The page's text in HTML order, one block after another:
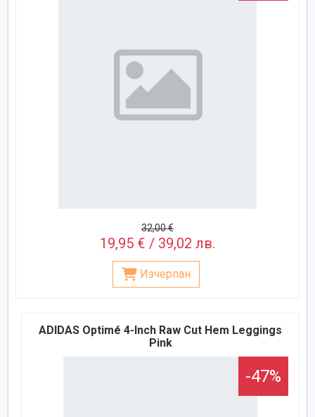
32,00 €
19,95 € / 39,02 лв.
Изчерпан
ADIDAS Optimé 4-Inch Raw Cut Hem Leggings
Pink
-47%